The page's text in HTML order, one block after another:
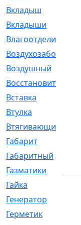
Вкладыш
Вкладыши
Влагоотделитель
Воздухозаборник
Воздушный
Восстановительный
Вставка
Втулка
Втягивающий
Габарит
Габаритный
Газматики
Гайка
Генератор
Герметик